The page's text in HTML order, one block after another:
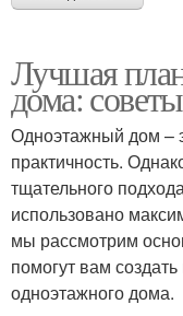
Лучшая
дома:
Одноэтажный дом –
практичность.
тщательного
использовано
мы рассмотрим
помогут вам
одноэтажного дома.